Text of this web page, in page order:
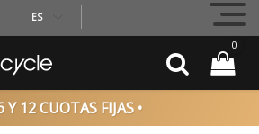
ES
0
Y 12 CUOTAS FIJAS •